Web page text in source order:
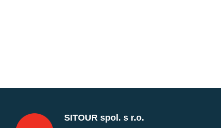
SITOUR spol. s r.o.